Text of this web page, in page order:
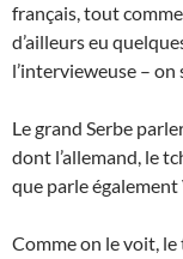
français, tout
d’ailleurs eu
l’intervieweuse –
Le grand Serbe
dont l’allemand, le
que parle
Comme on le voit,